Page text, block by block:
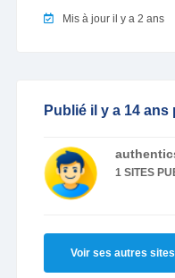
Mis à jour il y a 2 ans
Publié il y a 14 ans
1 SITES
Voir ses autres sites